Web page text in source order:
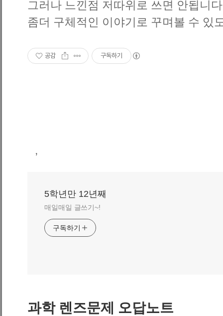
그러나 느낀점 저따위로 쓰면 안됩니
좀더 구체적인 이야기로 꾸며볼 수 있
공감 구독하기
,
5학년만 12년째
매일매일 글쓰기~!
구독하기
과학 렌즈문제 오답노트